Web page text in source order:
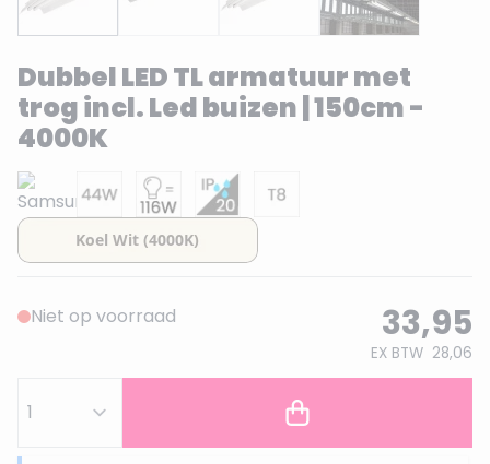
Dubbel LED TL armatuur met
trog incl. Led buizen | 150cm -
4000K
Niet op voorraad 33,95
EX BTW 28,06